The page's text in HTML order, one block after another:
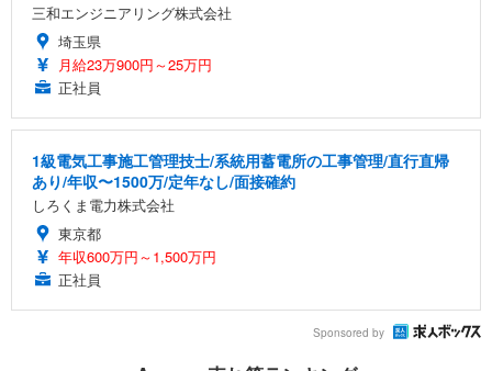
三和エンジニアリング株式会社
埼玉県
月給23万900円～25万円
正社員
1級電気工事施工管理技士/系統用蓄電所の工事管理/直行直帰
あり/年収〜1500万/定年なし/面接確約
しろくま電力株式会社
東京都
年収600万円～1,500万円
正社員
Sponsored by